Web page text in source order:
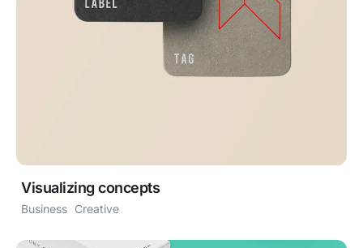
Visualizing concepts
Business Creative